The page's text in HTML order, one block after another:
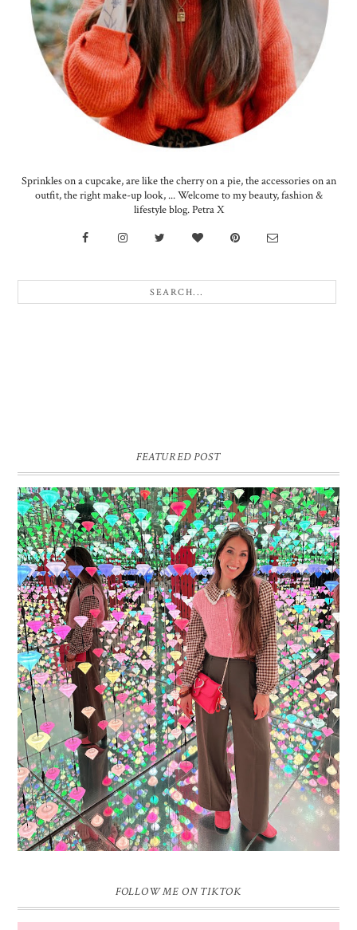
Sprinkles on a cupcake, are like the cherry on a pie, the accessories on an
outfit, the right make-up look, ... Welcome to my beauty, fashion &
lifestyle blog. Petra X
FEATURED POST
16 JAAR SPRINKLES ON A CUPCAKE
Vandaag is het weer zo’n moment waarop ik even bewust op de
pauzeknop duw, want Sprinkles on a Cupcake bestaat 16 jaar. Zestien.
Dat blijft ...
FOLLOW ME ON TIKTOK